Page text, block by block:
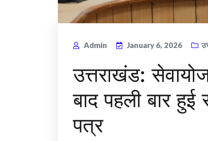
Admin January 6, 2026
उत्तराखंड:
बाद पहली बार हुई
पत्र